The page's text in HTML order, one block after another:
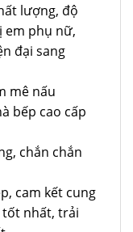
lượng, độ
em phụ nữ,
đại sang
mê nấu
bếp cao cấp
chắn chắn
cam kết cung
tốt nhất, trải